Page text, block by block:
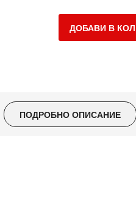
ДОБАВИ В
ПОДРОБНО ОПИСАНИЕ